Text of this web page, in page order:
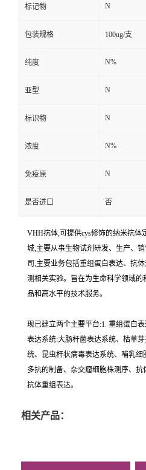
标记物 N
包装规格 100ug/支
纯度 N%
亚型 N
标识物 N
浓度 N%
免疫原 N
是否进口 否
VHH抗体,可提供cys修饰的纳米抗体
城,主要从事生物试剂研发、生产、
司,主要业务包括重组蛋白表达、抗
测相关实验。旨在为生命科学领域
品和高水平的技术服务。
现已建立两个主要平台:1. 重组蛋白
表达系统:大肠杆菌表达系统、枯草
统、昆虫杆状病毒表达系统、哺乳
多抗的制备、杂交瘤细胞株测序、抗
抗体重组表达。
相关产品：